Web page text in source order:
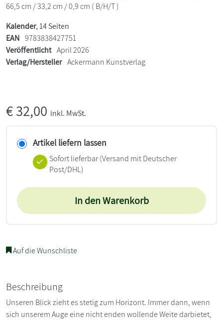
66,5 cm / 33,2 cm / 0,9 cm ( B/H/T )
Kalender, 14 Seiten
EAN 9783838427751
Veröffentlicht April 2026
Verlag/Hersteller Ackermann Kunstverlag
€32,00 inkl. MwSt.
Artikel liefern lassen
Sofort lieferbar(Versand mit Deutscher
Post/DHL)
In den Warenkorb
Auf die Wunschliste
Beschreibung
Unseren Blick zieht es stetig zum Horizont. Immer dann, wenn
sich unserem Auge eine nicht enden wollende Weite darbietet,